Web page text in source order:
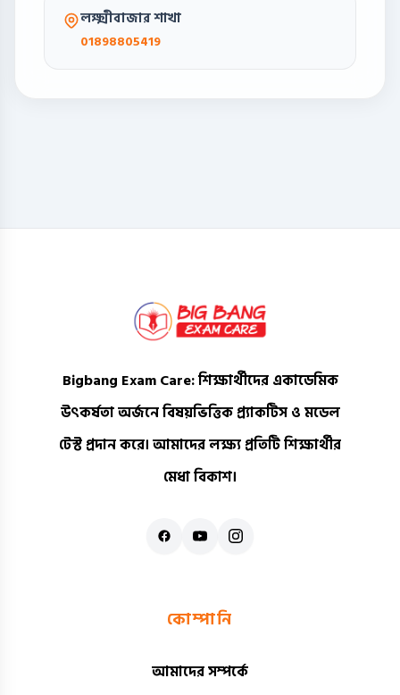
লক্ষ্মীবাজার শাখা
01898805419
Bigbang Exam Care: শিক্ষার্থীদের একাডেমিক
উৎকর্ষতা অর্জনে বিষয়ভিত্তিক প্র্যাকটিস ও মডেল
টেস্ট প্রদান করে। আমাদের লক্ষ্য প্রতিটি শিক্ষার্থীর
মেধা বিকাশ।
কোম্পানি
আমাদের সম্পর্কে